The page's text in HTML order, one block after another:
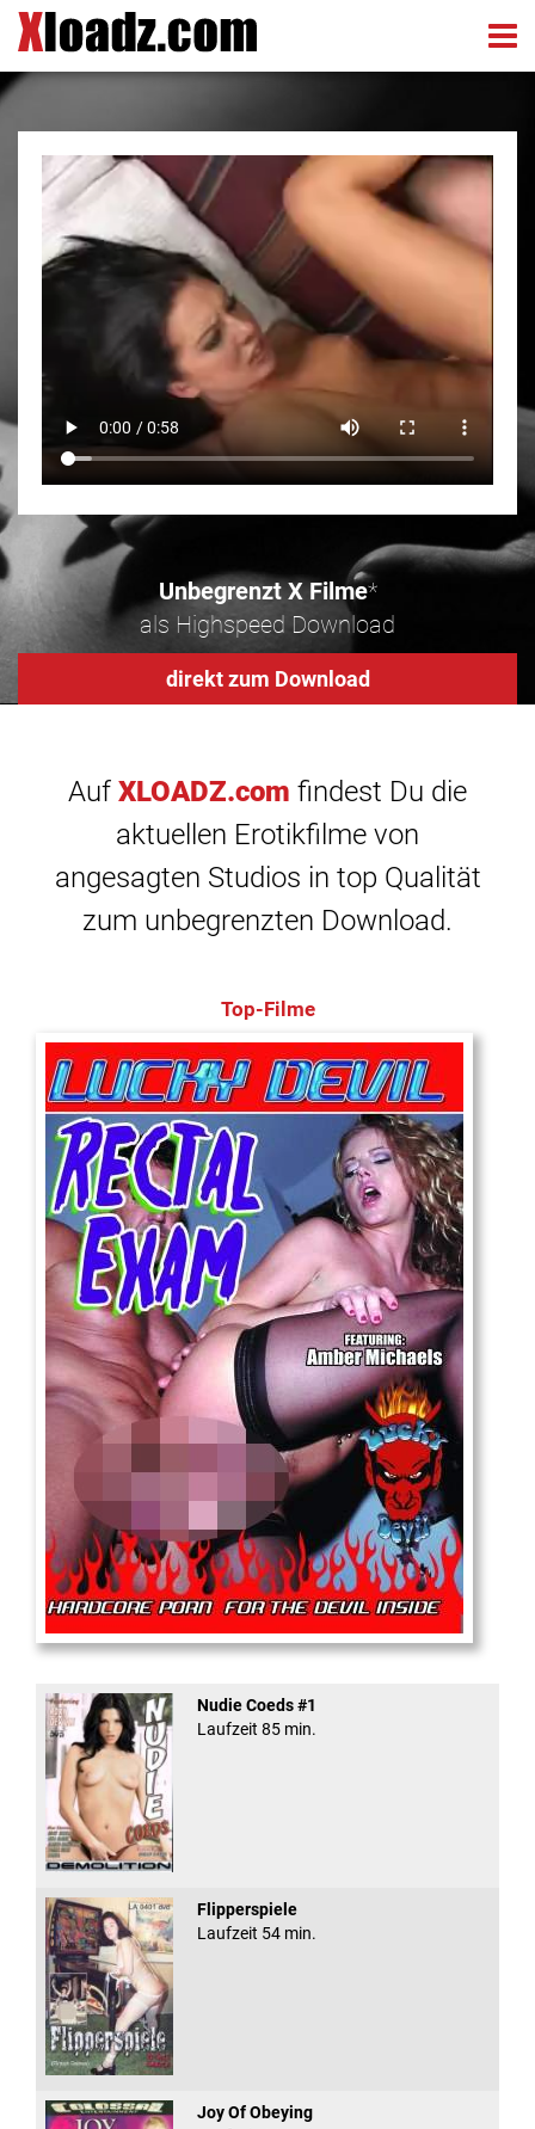
Unbegrenzt X Filme*
als Highspeed Download
direkt zum Download
Auf XLOADZ.com findest Du die
aktuellen Erotikfilme von
angesagten Studios in top Qualität
zum unbegrenzten Download.
Top-Filme
Rectal Exam
Nudie Coeds #1
Laufzeit 85 min.
Flipperspiele
Laufzeit 54 min.
Joy Of Obeying